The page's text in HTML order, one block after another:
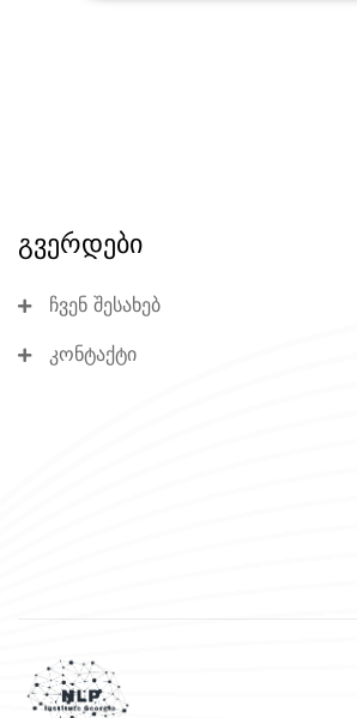
გვერდები
ჩვენ შესახებ
კონტაქტი